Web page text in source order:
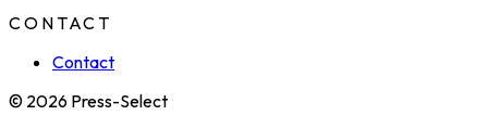
CONTACT
Contact
© 2026 Press-Select